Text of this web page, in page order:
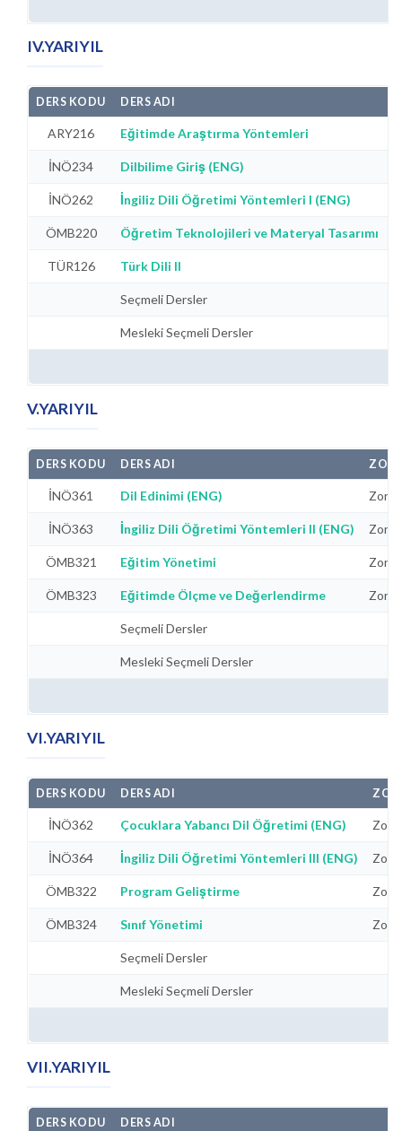
IV.YARIYIL
DERS KODU DERS ADI
ARY216 Eğitimde Araştırma Yöntemleri
İNÖ234 Dilbilime Giriş (ENG)
İNÖ262 İngiliz Dili Öğretimi Yöntemleri I (ENG)
ÖMB220 Öğretim Teknolojileri ve Materyal Tasarımı
TÜR126 Türk Dili II
Seçmeli Dersler
Mesleki Seçmeli Dersler
V.YARIYIL
DERS KODU DERS ADI
İNÖ361 Dil Edinimi (ENG)
İNÖ363 İngiliz Dili Öğretimi Yöntemleri II (ENG)
ÖMB321 Eğitim Yönetimi
ÖMB323 Eğitimde Ölçme ve Değerlendirme
Seçmeli Dersler
Mesleki Seçmeli Dersler
VI.YARIYIL
DERS KODU DERS ADI
İNÖ362 Çocuklara Yabancı Dil Öğretimi (ENG)
İNÖ364 İngiliz Dili Öğretimi Yöntemleri III (ENG)
ÖMB322 Program Geliştirme
ÖMB324 Sınıf Yönetimi
Seçmeli Dersler
Mesleki Seçmeli Dersler
VII.YARIYIL
DERS KODU DERS ADI